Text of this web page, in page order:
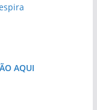
AQUI